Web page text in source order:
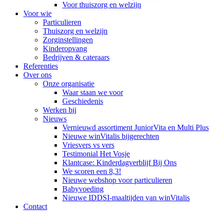
Voor thuiszorg en welzijn
Voor wie
Particulieren
Thuiszorg en welzijn
Zorginstellingen
Kinderopvang
Bedrijven & cateraars
Referenties
Over ons
Onze organisatie
Waar staan we voor
Geschiedenis
Werken bij
Nieuws
Vernieuwd assortiment JuniorVita en Multi Plus
Nieuwe winVitalis bijgerechten
Vriesvers vs vers
Testimonial Het Vosje
Klantcase: Kinderdagverblijf Bij Ons
We scoren een 8,3!
Nieuwe webshop voor particulieren
Babyvoeding
Nieuwe IDDSI-maaltijden van winVitalis
Contact